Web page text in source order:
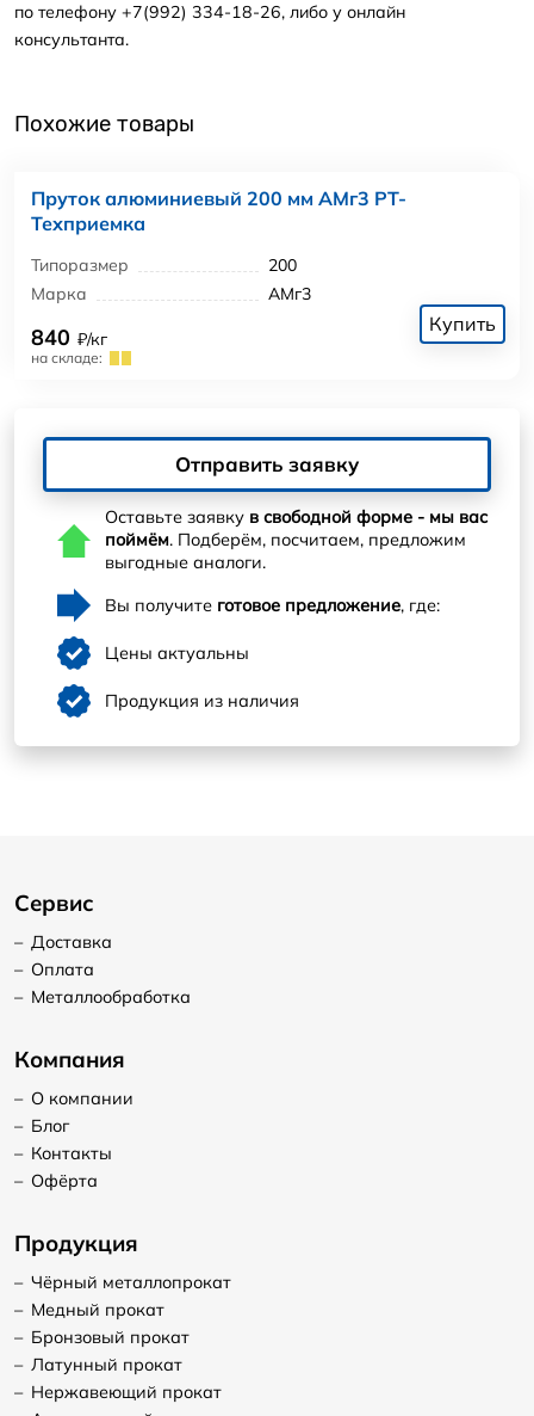
по телефону +7(992) 334-18-26, либо у онлайн
консультанта.
Похожие товары
Пруток алюминиевый 200 мм АМг3 РТ-
Техприемка
Типоразмер
200
Марка
АМг3
840 ₽/кг
на складе:
Купить
Отправить заявку
Оставьте заявку в свободной форме - мы вас
поймём. Подберём, посчитаем, предложим
выгодные аналоги.
Вы получите готовое предложение, где:
Цены актуальны
Продукция из наличия
Сервис
– Доставка
– Оплата
– Металлообработка
Компания
– О компании
– Блог
– Контакты
– Офёрта
Продукция
– Чёрный металлопрокат
– Медный прокат
– Бронзовый прокат
– Латунный прокат
– Нержавеющий прокат